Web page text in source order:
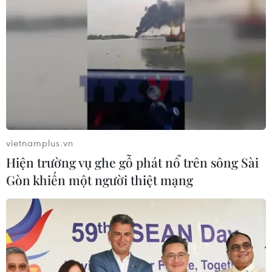
Xem thêm
CƠ QUAN CHỦ QUẢN: THÔNG TẤN XÃ VIỆT NAM
Tổng Biên tập: TRẦN TIẾN DUẨN
Phó Tổng Biên tập: NGUYỄN THỊ TÁM, KHÚC THANH
THỦY
Sở hữu trí tuệ
RSS
Hỗ trợ
Ngôn ngữ
TTXVN
vietnamplus.vn
Hiện trường vụ ghe gỗ phát nổ trên sông Sài
Gòn khiến một người thiệt mạng